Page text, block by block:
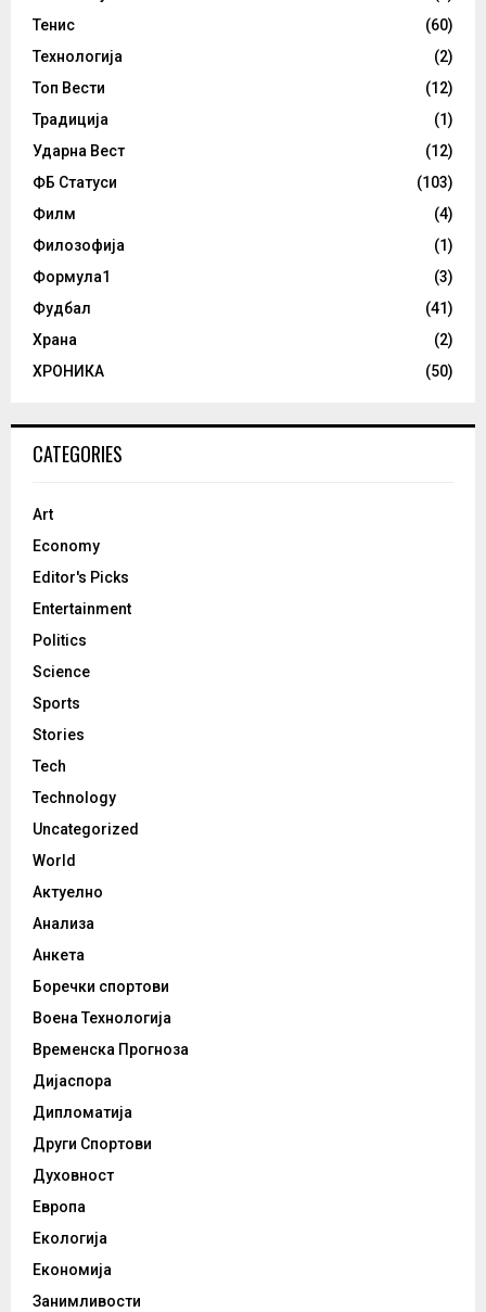
Тенис
(60)
Технологија
(2)
Топ Вести
(12)
Традиција
(1)
Ударна Вест
(12)
ФБ Статуси
(103)
Филм
(4)
Филозофија
(1)
Формула1
(3)
Фудбал
(41)
Храна
(2)
ХРОНИКА
(50)
CATEGORIES
Art
Economy
Editor's Picks
Entertainment
Politics
Science
Sports
Stories
Tech
Technology
Uncategorized
World
Актуелно
Анализа
Анкета
Боречки спортови
Воена Технологија
Временска Прогноза
Дијаспора
Дипломатија
Други Спортови
Духовност
Европа
Екологија
Економија
Занимливости